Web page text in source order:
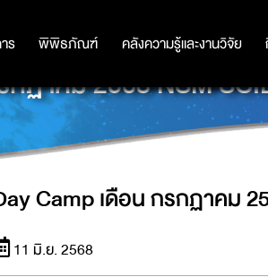
ร พิพิธภัณฑ์ คลังความรู้และงานวิจัย
ร พิพิธภัณฑ์ คลังความรู้และงานวิจัย
ฏาคม 2568 NSM
Camp เดือน กรกฏาคม
11 มิ.ย. 2568